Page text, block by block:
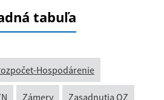
tabuľa
Hospodárenie
Zámery Zasadnutia OZ